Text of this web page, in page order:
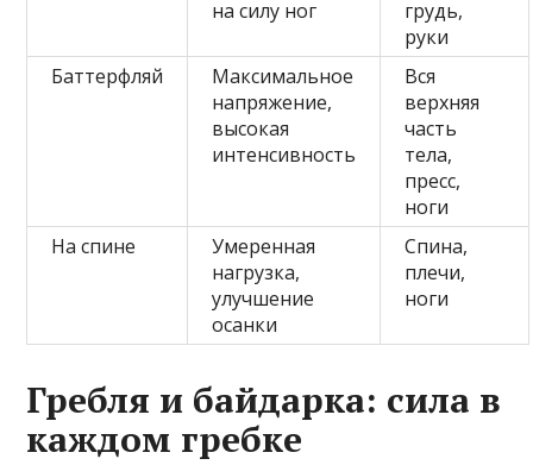
на силу ног
грудь,
руки
Баттерфляй
Максимальное
напряжение,
высокая
интенсивность
Вся
верхняя
часть
тела,
пресс,
ноги
На спине
Умеренная
нагрузка,
улучшение
осанки
Спина,
плечи,
ноги
Гребля и байдарка: сила в
каждом гребке